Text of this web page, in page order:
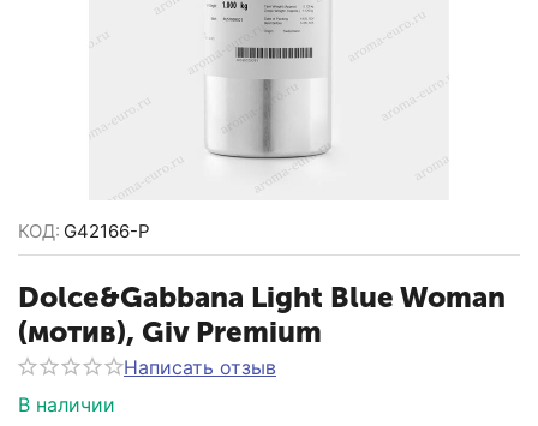
КОД: G42166-P
Dolce&Gabbana Light Blue Woman
(мотив), Giv Premium
Написать отзыв
В наличии